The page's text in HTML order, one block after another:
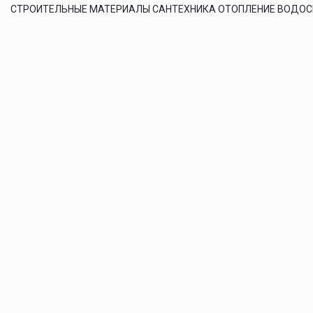
СТРОИТЕЛЬНЫЕ МАТЕРИАЛЫ САНТЕХНИКА ОТОПЛЕНИЕ